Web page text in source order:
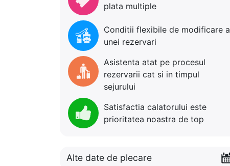
plata multiple
Conditii flexibile de modificare a
unei rezervari
Asistenta atat pe procesul
rezervarii cat si in timpul
sejurului
Satisfactia calatorului este
prioritatea noastra de top
Alte date de plecare